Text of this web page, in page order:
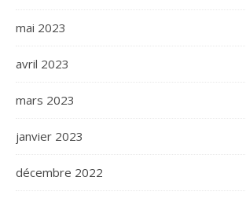
mai 2023
avril 2023
mars 2023
janvier 2023
décembre 2022